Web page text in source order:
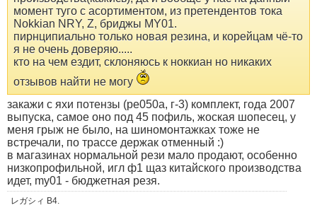
момент туго с асортиментом, из претендентов тока
Nokkian NRY, Z, бриджы MY01.
пирнципиально только новая резина, и корейцам чё-то
я не очень доверяю.....
кто на чем ездит, склоняюсь к ноккиан но никаких
отзывов найти не могу
закажи с яхи потензы (ре050а, г-3) комплект, года 2007
выпуска, самое оно под 45 пофиль, жоская шопесец, у
меня грыж не было, на шиномонтажках тоже не
встречали, по трассе держак отменный :)
в магазинах нормальной рези мало продают, особенно
низкопрофильной, игл ф1 щаз китайского производства
идет, my01 - бюджетная резя.
レガシィ B4.